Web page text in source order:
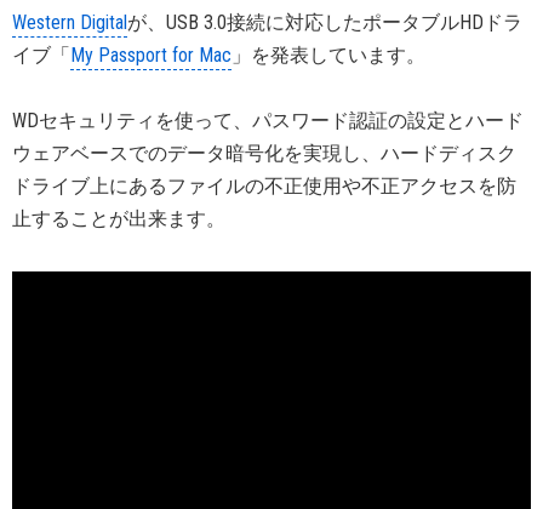
Western Digitalが、USB 3.0接続に対応したポータブルHDドラ
イブ「My Passport for Mac 」を発表しています。
WDセキュリティを使って、パスワード認証の設定とハード
ウェアベースでのデータ暗号化を実現し、ハードディスク
ドライブ上にあるファイルの不正使用や不正アクセスを防
止することが出来ます。